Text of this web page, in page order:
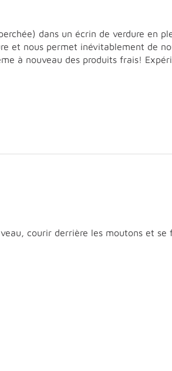
dans un écrin de verdure en
nous permet inévitablement de
à nouveau des produits frais!
courir derrière les moutons et